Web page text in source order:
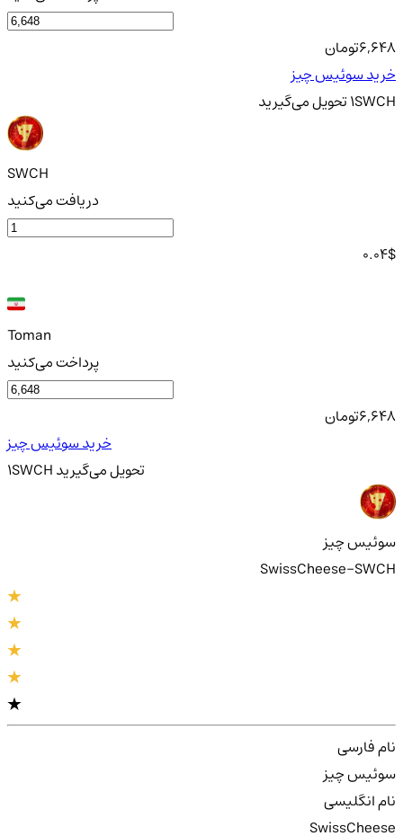
6,648تومان
خرید سوئیس چیز
1SWCHتحویلمی‌گیرید
SWCH
دریافت می‌کنید
0.04$
Toman
پرداخت می‌کنید
6,648تومان
خرید سوئیس چیز
1SWCH تحویلمی‌گیرید
سوئیس چیز
SwissCheese-SWCH
نام فارسی
سوئیس چیز
نام انگلیسی
SwissCheese